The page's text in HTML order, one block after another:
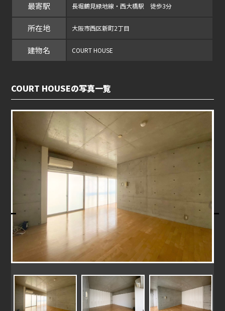
最寄駅 長堀鶴見緑地線・西大橋駅 徒歩3分
所在地 大阪市西区新町2丁目
建物名 COURT HOUSE
COURT HOUSEの写真一覧